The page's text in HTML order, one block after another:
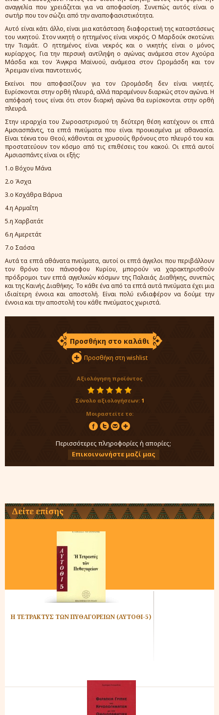
αναγγελία που χρειάζεται για να αποφασίση. Συνεπώς αυτός είναι ο
σωτήρ που τον σώζει από την αναποφασιστικότητα.
Αυτό είναι κάτι άλλο, είναι μια κατάσταση διαφορετική της καταστάσεως
του νικητού. Στον νικητή ο ηττημένος είναι νεκρός. Ο Μαρδούκ σκοτώνει
την Τιαμάτ. Ο ηττημένος είναι νεκρός και ο νικητής είναι ο μόνος
κυρίαρχος. Για την περσική αντίληψη ο αγώνας ανάμεσα στον Αχούρα
Μάσδα και τον Άνγκρα Μαϊνυού, ανάμεσα στον Ωρομάσδη και τον
Άρειμαν είναι παντοτεινός.
Εκείνοι που αποφασίζουν για τον Ωρομάσδη δεν είναι νικητές.
Ευρίσκονται στην ορθή πλευρά, αλλά παραμένουν διαρκώς στον αγώνα. Η
απόφασή τους είναι ότι στον διαρκή αγώνα θα ευρίσκονται στην ορθή
πλευρά.
Στην ιεραρχία του Ζωροαστρισμού τη δεύτερη θέση κατέχουν οι επτά
Αμσιασπάντς, τα επτά πνεύματα που είναι προικισμένα με αθανασία.
Είναι τέκνα του Θεού, κάθονται σε χρυσούς θρόνους στο πλευρό του και
προστατεύουν τον κόσμο από τις επιθέσεις του κακού. Οι επτά αυτοί
Αμσιασπάντς είναι οι εξής:
1.ο Βόχου Μάνα
2.ο Άσχα
3.ο Κσχάθρα Βάρυα
4.η Αρμαΐτη
5.η Χαρβατάτ
6.η Αμερετάτ
7.ο Σαόσα
Αυτά τα επτά αθάνατα πνεύματα, αυτοί οι επτά άγγελοι που περιβάλλουν
τον θρόνο του πάνσοφου Κυρίου, μπορούν να χαρακτηρισθούν
πρόδρομοι των επτά αγγελικών κόσμων της Παλαιάς Διαθήκης, συνεπώς
και της Καινής Διαθήκης. Το κάθε ένα από τα επτά αυτά πνεύματα έχει μια
ιδιαίτερη έννοια και αποστολή. Είναι πολύ ενδιαφέρον να δούμε την
έννοια και την αποστολή του κάθε πνεύματος χωριστά.
Προσθήκη στο καλάθι
Προσθήκη στη wishlist
Αξιολόγηση προϊόντος
Σύνολο αξιολογήσεων: 1
Μοιραστείτε το:
Περισσότερες πληροφορίες ή απορίες;
Επικοινωνήστε μαζί μας
Δείτε επίσης
Η ΤΕΤΡΑΚΤΥΣ ΤΩΝ ΠΥΘΑΓΟΡΕΙΩΝ (ΑΥΤΟΘΙ-5)